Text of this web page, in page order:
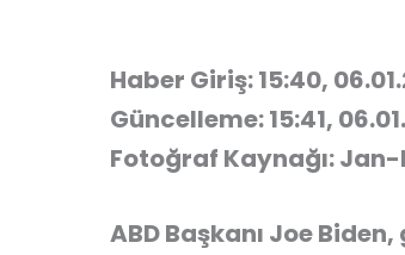
Haber Giriş: 15:40,
Güncelleme: 15:41,
Fotoğraf Kaynağı: Jan-
ABD Başkanı Joe